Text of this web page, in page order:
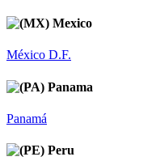
Mexico
México D.F.
Panama
Panamá
Peru